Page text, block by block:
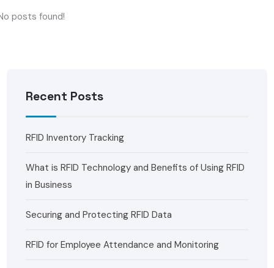
posts found!
Recent Posts
RFID Inventory Tracking
What is RFID Technology and Benefits of Using RFID
in Business
Securing and Protecting RFID Data
RFID for Employee Attendance and Monitoring